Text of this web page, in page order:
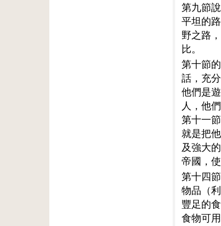
第九節
平坦的
野之路
比。
第十節
話，充
他們是
人，他
第十一
就是把
及強大
帝國，
第十四
物品（
豐足的
食物可